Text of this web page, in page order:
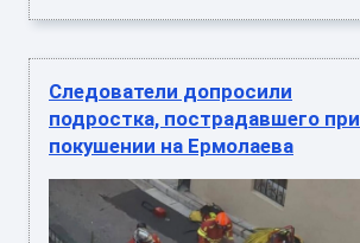
Следователи допросили
подростка, пострадавшего при
покушении на Ермолаева